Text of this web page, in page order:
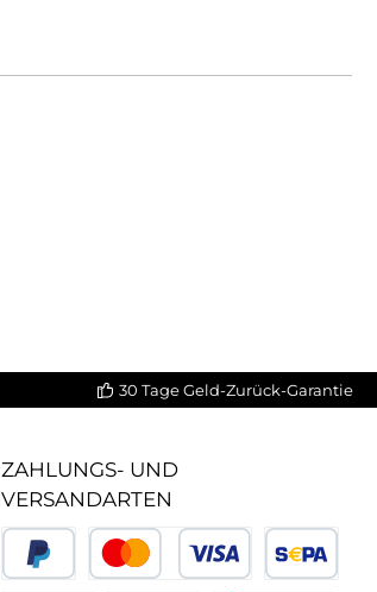
30 Tage Geld-Zurück-Garantie
ZAHLUNGS- UND
VERSANDARTEN